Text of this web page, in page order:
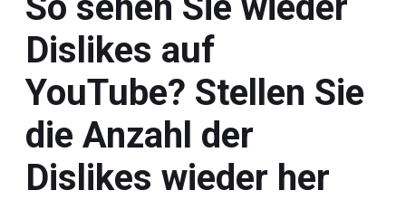
Dislikes auf
YouTube? Stellen Sie
die Anzahl der
Dislikes wieder her